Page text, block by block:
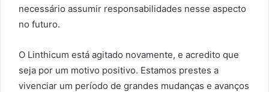
necessário assumir responsabilidades nesse aspecto
no futuro.
O Linthicum está agitado novamente, e acredito que
seja por um motivo positivo. Estamos prestes a
vivenciar um período de grandes mudanças e avanços